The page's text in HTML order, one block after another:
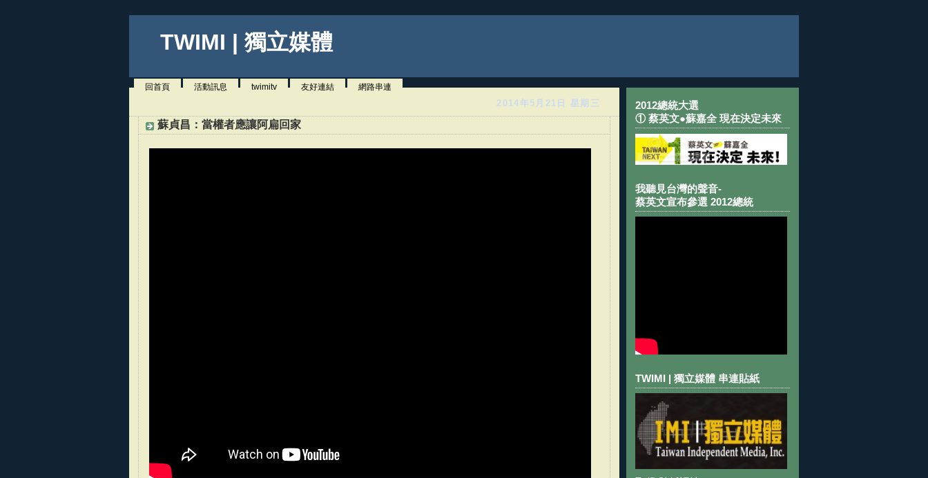
TWIMI | 獨立媒體
回首頁 活動訊息 twimitv 友好連結 網路串連
2014年5月21日 星期三
蘇貞昌：當權者應讓阿扁回家
2012總統大選
① 蔡英文●蘇嘉全 現在決定未來
我聽見台灣的聲音-
蔡英文宣布參選 2012總統
TWIMI | 獨立媒體 串連貼紙